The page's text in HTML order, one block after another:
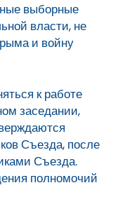
выборные
власти, не
и войну
к работе
заседании,
Съезда, после
Съезда.
полномочий